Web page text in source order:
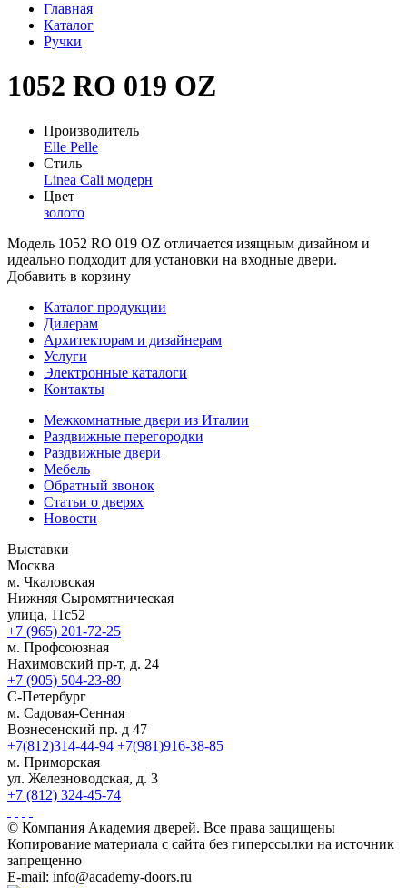
Главная
Каталог
Ручки
1052 RO 019 OZ
Производитель
Elle Pelle
Стиль
Linea Cali модерн
Цвет
золото
Модель 1052 RO 019 OZ отличается изящным дизайном и
идеально подходит для установки на входные двери.
Добавить в корзину
Каталог продукции
Дилерам
Архитекторам и дизайнерам
Услуги
Электронные каталоги
Контакты
Межкомнатные двери из Италии
Раздвижные перегородки
Раздвижные двери
Мебель
Обратный звонок
Статьи о дверях
Новости
Выставки
Москва
м. Чкаловская
Нижняя Сыромятническая
улица, 11с52
+7 (965) 201-72-25
м. Профсоюзная
Нахимовский пр-т, д. 24
+7 (905) 504-23-89
С-Петербург
м. Садовая-Сенная
Вознесенский пр. д 47
+7(812)314-44-94 +7(981)916-38-85
м. Приморская
ул. Железноводская, д. 3
+7 (812) 324-45-74
© Компания Академия дверей. Все права защищены
Копирование материала с сайта без гиперссылки на источник
запрещенно
E-mail: info@academy-doors.ru